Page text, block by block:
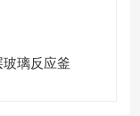
璃反应釜